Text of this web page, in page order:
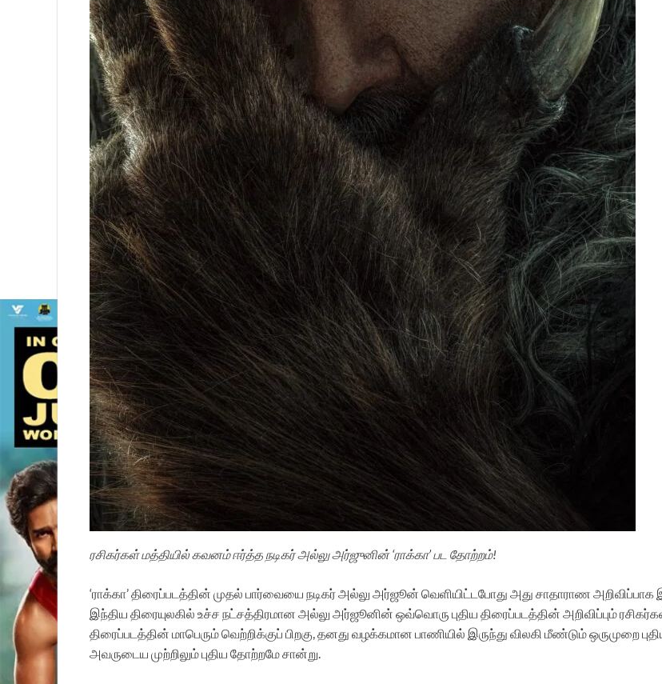
ரசிகர்கள் மத்தியில் கவனம் ஈர்த்த நடிகர் அல்லு அர்ஜுனின் ‘ராக்கா’ பட தோற்றம்!
‘ராக்கா’ திரைப்படத்தின் முதல் பார்வையை நடிகர் அல்லு அர்ஜூன் வெளியிட்டபோது அது சாதாராண
இந்திய திரையுலகில் உச்ச நட்சத்திரமான அல்லு அர்ஜூனின் ஒவ்வொரு புதிய திரைப்படத்தின் அறிவிப்பும் ரசிகர்கள்
திரைப்படத்தின் மாபெரும் வெற்றிக்குப் பிறகு, தனது வழக்கமான பாணியில் இருந்து விலகி மீண்டும் ஒருமுறை
அவருடைய முற்றிலும் புதிய தோற்றமே சான்று.